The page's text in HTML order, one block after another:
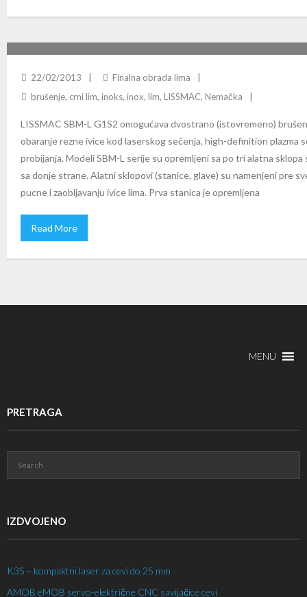
22/02/2013
Finalna obrada lima
brušenje, crni lim, inoks, inox, lim, LISSMAC, Nemačka
LISSMAC SBM-L G1S2 omogućava dvostrano (istovremeno)
obaranje rezne ivice kod laserskog sečenja, high-definition plazma
probijanja. Modeli SBM-L serije su opremljeni sa po tri alatna sklopa
sa donje strane. Alatni sklopovi (stanice, glave) su namenjeni pre
pucne i zaobljavanju ivice lima. Prva stanica je opremljena
Read More
MENU
PRETRAGA
IZDVOJENO
K3S – kompaktni laser za cevi do 25 mm
AMOB eMOB servo-električne CNC savijačice cevi